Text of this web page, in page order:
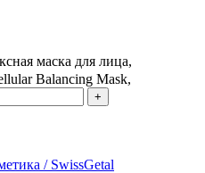
маска для лица,
Balancing Mask,
/ SwissGetal